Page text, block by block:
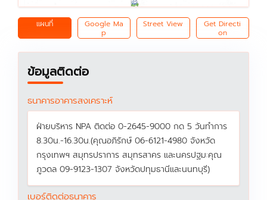
แผนที่
Google Ma
p
Street View
Get Directi
on
ข้อมูลติดต่อ
ธนาคารอาคารสงเคราะห์
ฝ่ายบริหาร NPA ติดต่อ 0-2645-9000 กด 5 วันทำการ
8.30น.-16.30น.(คุณอภิรักษ์ 06-6121-4980 จังหวัด
กรุงเทพฯ สมุทรปราการ สมุทรสาคร และนครปฐม:คุณ
ภูวดล 09-9123-1307 จังหวัดปทุมธานีและนนทบุรี)
เบอร์ติดต่อธนาคาร